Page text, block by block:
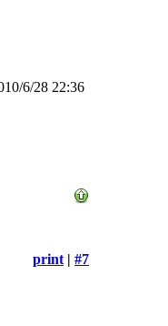
6/28 22:36
print | #7